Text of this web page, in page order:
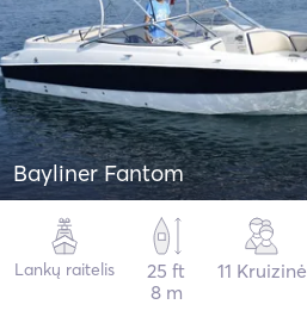
Bayliner Fantom
Lankų raitelis
25 ft
8 m
11 Kruizinė